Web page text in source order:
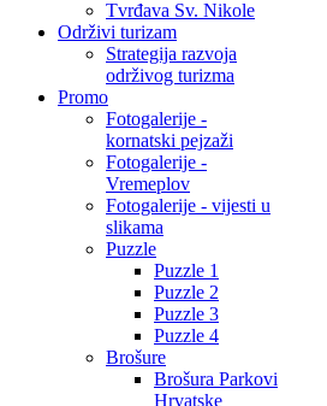
Tvrđava Sv. Nikole
Održivi turizam
Strategija razvoja
održivog turizma
Promo
Fotogalerije -
kornatski pejzaži
Fotogalerije -
Vremeplov
Fotogalerije - vijesti u
slikama
Puzzle
Puzzle 1
Puzzle 2
Puzzle 3
Puzzle 4
Brošure
Brošura Parkovi
Hrvatske